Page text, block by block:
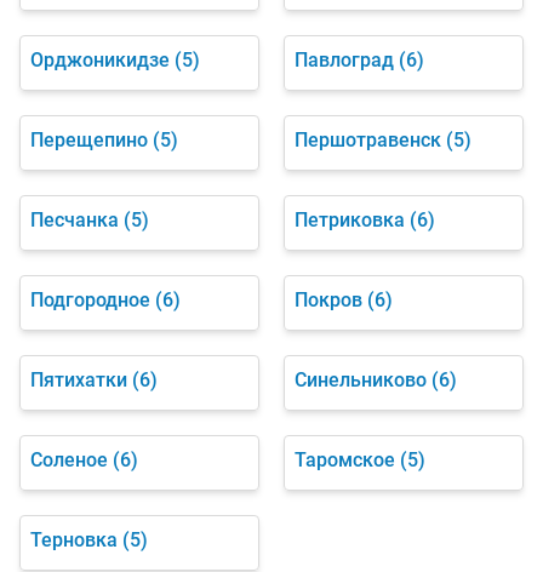
Орджоникидзе (5) Павлоград (6)
Перещепино (5) Першотравенск (5)
Песчанка (5) Петриковка (6)
Подгородное (6) Покров (6)
Пятихатки (6) Синельниково (6)
Соленое (6) Таромское (5)
Терновка (5)